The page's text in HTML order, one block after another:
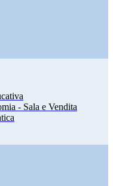
- Sala e Vendita